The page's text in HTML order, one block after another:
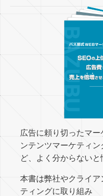
広告に頼り切ったマ
ンテンツマーケティ
ど、よく分からないと
本書は弊社やクライ
ティングに取り組み